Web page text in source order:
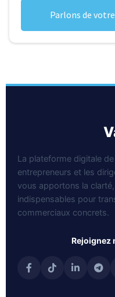
Parlons de
La plateforme digitale
entrepreneurs et les
vous apportons la
indispensables pour
commerciaux concrets.
rejoignez